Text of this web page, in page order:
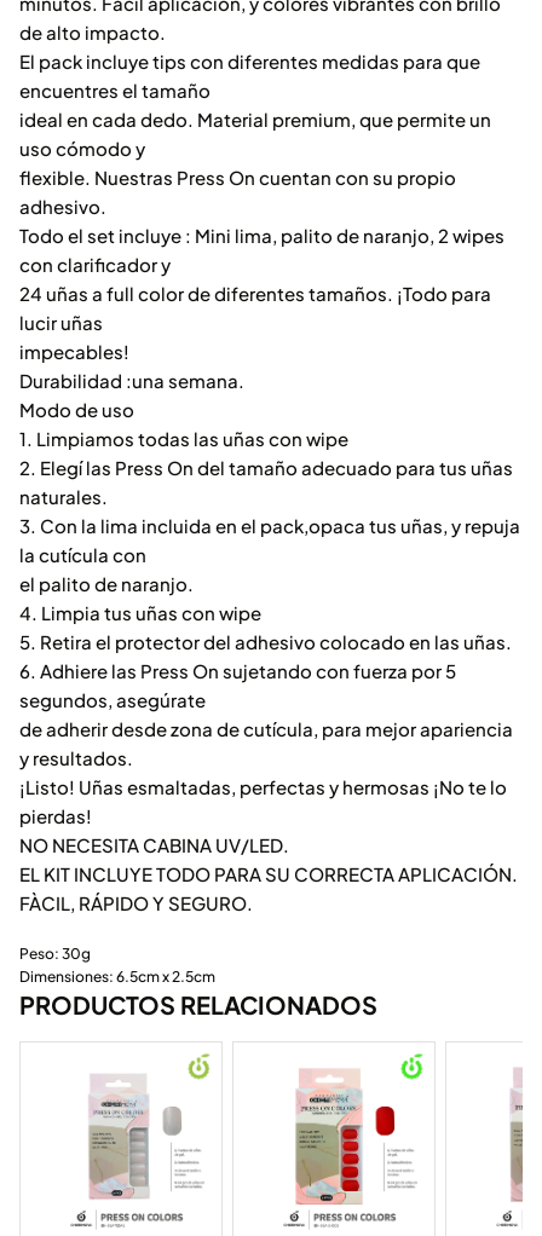
de alto impacto.
El pack incluye tips con diferentes medidas para que
encuentres el tamaño
ideal en cada dedo. Material premium, que permite un
uso cómodo y
flexible. Nuestras Press On cuentan con su propio
adhesivo.
Todo el set incluye : Mini lima, palito de naranjo, 2 wipes
con clarificador y
24 uñas a full color de diferentes tamaños. ¡Todo para
lucir uñas
impecables!
Durabilidad :una semana.
Modo de uso
1. Limpiamos todas las uñas con wipe
2. Elegí las Press On del tamaño adecuado para tus uñas
naturales.
3. Con la lima incluida en el pack,opaca tus uñas, y repuja
la cutícula con
el palito de naranjo.
4. Limpia tus uñas con wipe
5. Retira el protector del adhesivo colocado en las uñas.
6. Adhiere las Press On sujetando con fuerza por 5
segundos, asegúrate
de adherir desde zona de cutícula, para mejor apariencia
y resultados.
¡Listo! Uñas esmaltadas, perfectas y hermosas ¡No te lo
pierdas!
NO NECESITA CABINA UV/LED.
EL KIT INCLUYE TODO PARA SU CORRECTA APLICACIÓN.
FÀCIL, RÁPIDO Y SEGURO.
Peso: 30g
Dimensiones: 6.5cm x 2.5cm
PRODUCTOS RELACIONADOS